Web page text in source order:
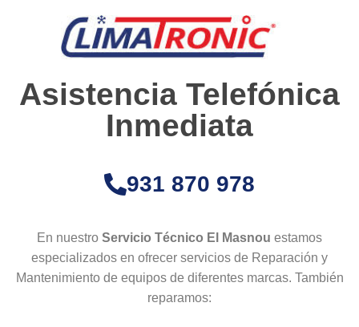
Asistencia Telefónica
Inmediata
931 870 978
En nuestro Servicio Técnico El Masnou estamos
especializados en ofrecer servicios de Reparación y
Mantenimiento de equipos de diferentes marcas. También
reparamos: